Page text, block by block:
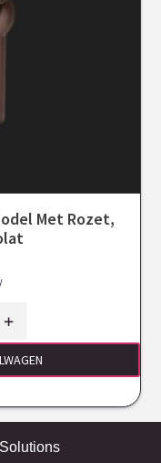
Met Rozet,
+